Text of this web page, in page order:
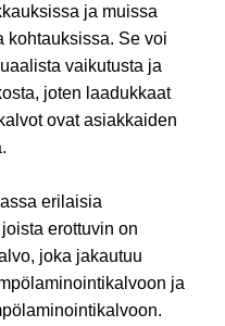
ja muissa
kohtauksissa. Se voi
vaikutusta ja
joten laadukkaat
ovat asiakkaiden
erilaisia
erottuvin on
joka jakautuu
ja